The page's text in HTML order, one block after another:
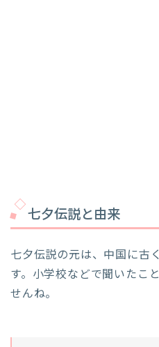
七夕伝説と由来
七夕伝説の元は、中国に古
す。小学校などで聞いたこ
せんね。